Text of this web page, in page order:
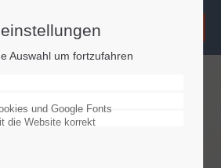
Auswahl um fortzufahren
und Google Fonts
die Website korrekt